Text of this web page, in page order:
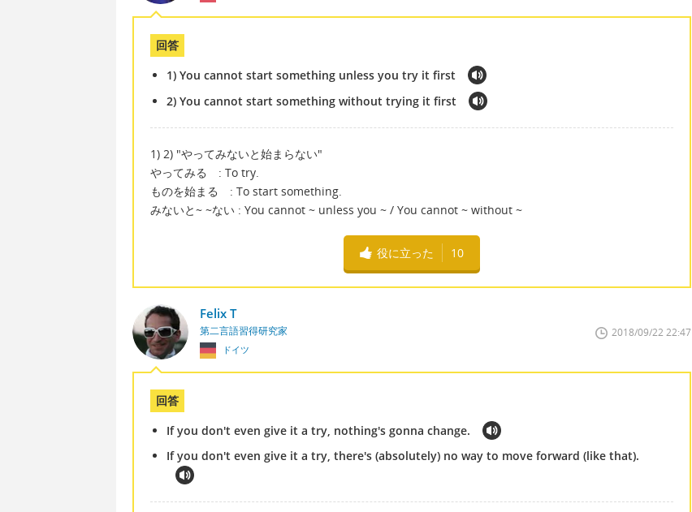
回答
1) You cannot start something unless you try it first
2) You cannot start something without trying it first
1) 2) "やってみないと始まらない"
やってみる : To try.
ものを始まる : To start something.
みないと~ ~ない : You cannot ~ unless you ~ / You cannot ~ without ~
役に立った 10
Felix T
第二言語習得研究家
ドイツ
2018/09/22 22:47
回答
If you don't even give it a try, nothing's gonna change.
If you don't even give it a try, there's (absolutely) no way to move forward (like that).